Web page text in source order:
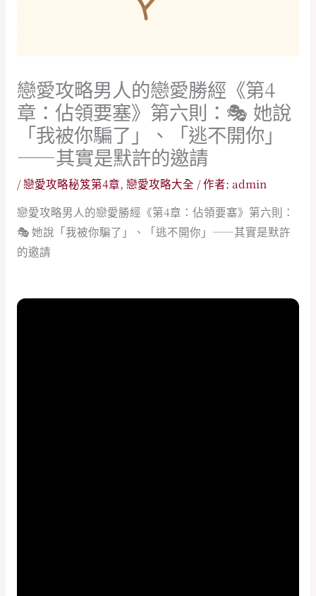
戀愛攻略男人的戀愛勝經《第4
章：佔領要塞》第六則：🎭 她說
「我被你騙了」、「逃不開你」
——其實是默許的邀請
/戀愛攻略秘笈第4章, 戀愛攻略大全 / 作者: admin
戀愛攻略男人的戀愛勝經《第4章：佔領要塞》第六則：
🎭 她說「我被你騙了」、「逃不開你」——其實是默許
的邀請